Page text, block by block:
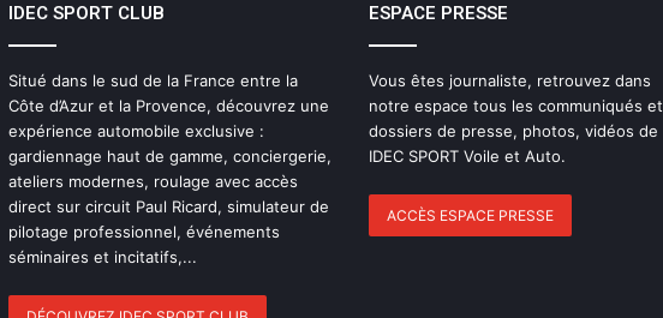
Le dictionnaire de l’endurance : 15 mots
24 Heures du Mans 2026 : Nicolas
Minassian débriefe une semaine hors
norme
Le Mans 2026 : 90 secondes pour
IDEC SPORT CLUB
Situé dans le sud de la France entre la
Côte d’Azur et la Provence, découvrez une
expérience automobile exclusive :
gardiennage haut de gamme, conciergerie,
ateliers modernes, roulage avec accès
direct sur circuit Paul Ricard, simulateur de
pilotage professionnel, événements
séminaires et incitatifs,...
ESPACE PRESSE
Vous êtes journaliste, retrouvez dans
notre espace tous les communiqués et
dossiers de presse, photos, vidéos de
IDEC SPORT Voile et Auto.
ACCÈS ESPACE PRESSE